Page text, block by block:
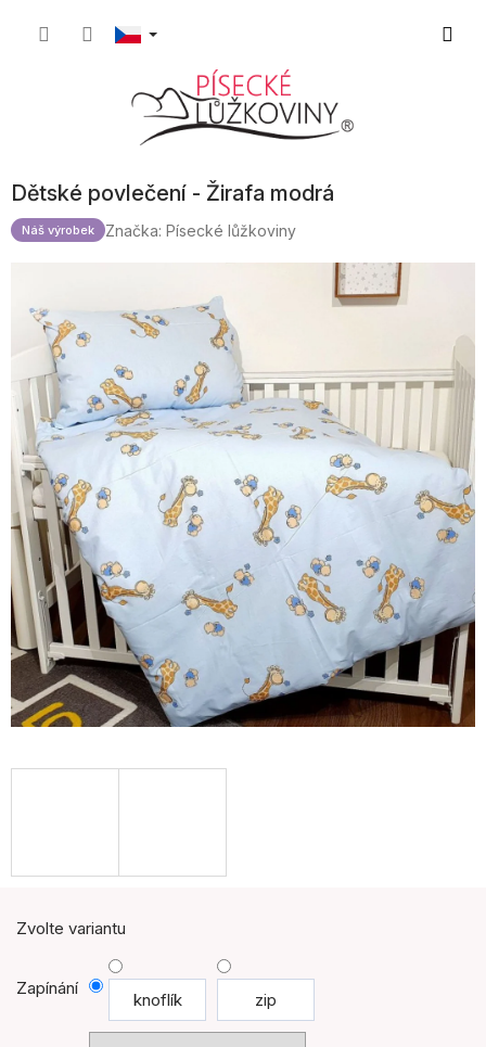
Dětské povlečení - Žirafa modrá
Náš výrobek Značka: Písecké lůžkoviny
Zvolte variantu
Zapínání
knoflík zip